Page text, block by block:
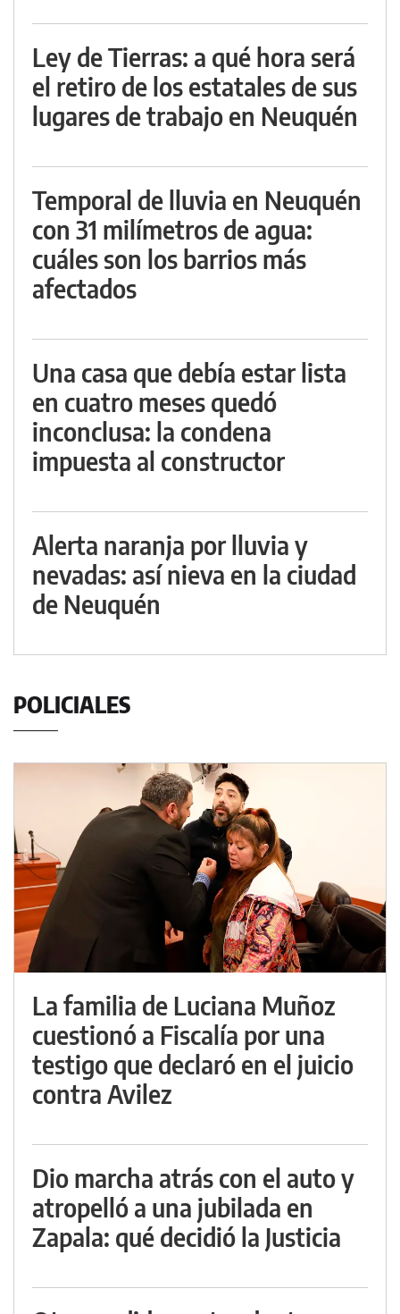
Ley de Tierras: a qué hora será
el retiro de los estatales de sus
lugares de trabajo en Neuquén
Temporal de lluvia en Neuquén
con 31 milímetros de agua:
cuáles son los barrios más
afectados
Una casa que debía estar lista
en cuatro meses quedó
inconclusa: la condena
impuesta al constructor
Alerta naranja por lluvia y
nevadas: así nieva en la ciudad
de Neuquén
POLICIALES
La familia de Luciana Muñoz
cuestionó a Fiscalía por una
testigo que declaró en el juicio
contra Avilez
Dio marcha atrás con el auto y
atropelló a una jubilada en
Zapala: qué decidió la Justicia